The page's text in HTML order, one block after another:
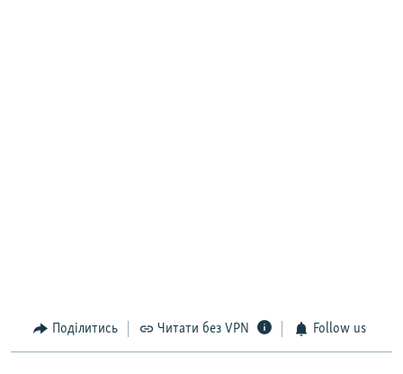
Поділитись Читати без VPN Follow us